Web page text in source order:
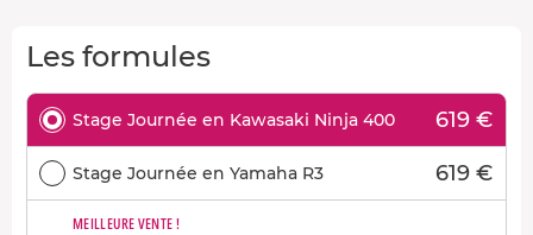
Les formules
Stage Journée en Kawasaki Ninja 400 619 €
Stage Journée en Yamaha R3 619 €
MEILLEURE VENTE !